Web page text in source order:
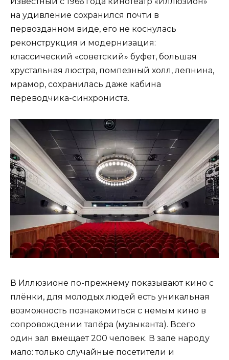
на удивление сохранился почти в
первозданном виде, его не коснулась
реконструкция и модернизация:
классический «советский» буфет, большая
хрустальная люстра, помпезный холл, лепнина,
мрамор, сохранилась даже кабина
переводчика-синхрониста.
В Иллюзионе по-прежнему показывают кино с
плёнки, для молодых людей есть уникальная
возможность познакомиться с немым кино в
сопровождении тапёра (музыканта). Всего
один зал вмещает 200 человек. В зале народу
мало: только случайные посетители и